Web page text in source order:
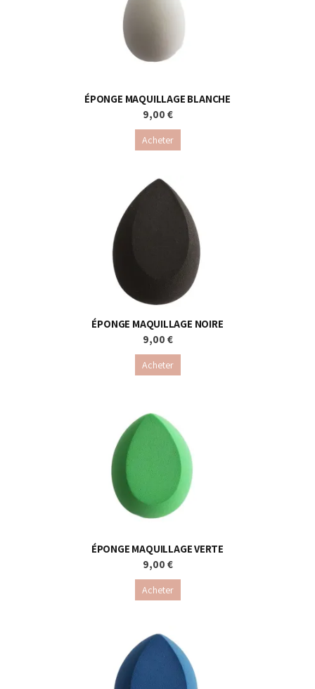
ÉPONGE MAQUILLAGE BLANCHE
9,00 €
Acheter
ÉPONGE MAQUILLAGE NOIRE
9,00 €
Acheter
ÉPONGE MAQUILLAGE VERTE
9,00 €
Acheter